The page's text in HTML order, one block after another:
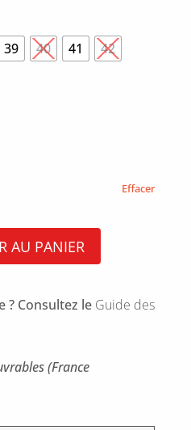
39 40 41
42
Effacer
AU PANIER
? Consultez le Guide des
(France